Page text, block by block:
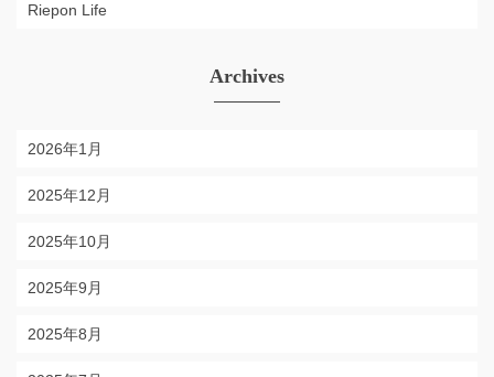
Riepon Life
Archives
2026年1月
2025年12月
2025年10月
2025年9月
2025年8月